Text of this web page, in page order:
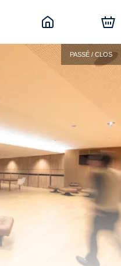
PASSÉ / CLOS